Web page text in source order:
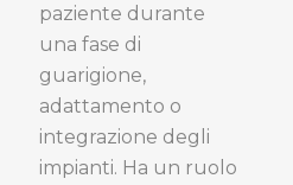
paziente durante
una fase di
guarigione,
adattamento o
integrazione degli
impianti. Ha un ruolo